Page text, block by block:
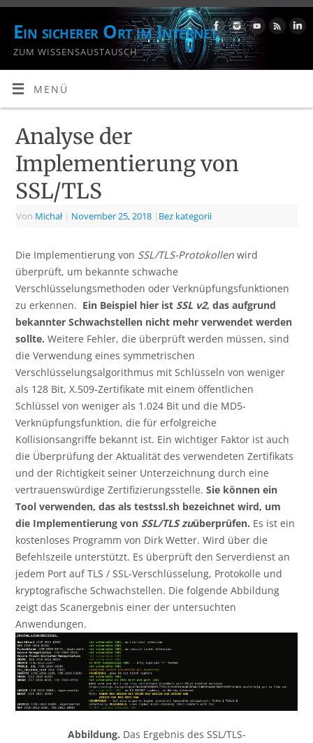
Ein sicherer Ort im Internet
ZUM WISSENSAUSTAUSCH
MENÜ
Analyse der
Implementierung von
SSL/TLS
Von Michał | November 25, 2018 | Bez kategorii
Die Implementierung von SSL/TLS-Protokollenwird
überprüft, um bekannte schwache
Verschlüsselungsmethoden oder Verknüpfungsfunktionen
zu erkennen. Ein Beispiel hier ist SSL v2, das aufgrund
bekannter Schwachstellen nicht mehr verwendet werden
sollte. Weitere Fehler, die überprüft werden müssen, sind
die Verwendung eines symmetrischen
Verschlüsselungsalgorithmus mit Schlüsseln von weniger
als 128 Bit, X.509-Zertifikate mit einem öffentlichen
Schlüssel von weniger als 1.024 Bit und die MD5-
Verknüpfungsfunktion, die für erfolgreiche
Kollisionsangriffe bekannt ist. Ein wichtiger Faktor ist auch
die Überprüfung der Aktualität des verwendeten Zertifikats
und der Richtigkeit seiner Unterzeichnung durch eine
vertrauenswürdige Zertifizierungsstelle. Sie können ein
Tool verwenden, das als testssl.sh bezeichnet wird, um
die Implementierung von SSL/TLS zuüberprüfen. Es ist ein
kostenloses Programm von Dirk Wetter. Wird über die
Befehlszeile unterstützt. Es überprüft den Serverdienst an
jedem Port auf TLS / SSL-Verschlüsselung, Protokolle und
kryptografische Schwachstellen. Die folgende Abbildung
zeigt das Scanergebnis einer der untersuchten
Anwendungen.
Abbildung. Das Ergebnis des SSL/TLS-